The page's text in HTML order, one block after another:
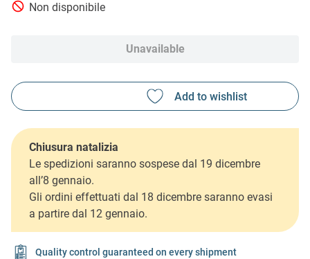
Non disponibile
Unavailable
Chiusura natalizia
Le spedizioni saranno sospese dal 19 dicembre
all’8 gennaio.
Gli ordini effettuati dal 18 dicembre saranno evasi
a partire dal 12 gennaio.
Quality control guaranteed on every shipment